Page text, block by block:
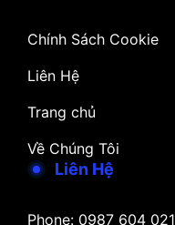
Chính Sách Cookie
Liên Hệ
Trang chủ
Về Chúng Tôi
Liên Hệ
Phone: 0987 604 021